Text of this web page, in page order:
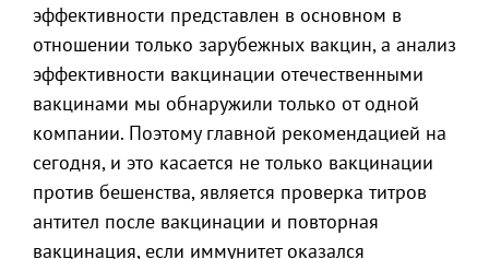
эффективности представлен в основном в
отношении только зарубежных вакцин, а анализ
эффективности вакцинации отечественными
вакцинами мы обнаружили только от одной
компании. Поэтому главной рекомендацией на
сегодня, и это касается не только вакцинации
против бешенства, является проверка титров
антител после вакцинации и повторная
вакцинация, если иммунитет оказался